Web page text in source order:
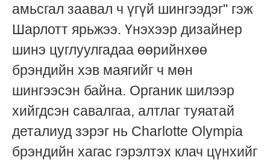
амьсгал заавал ч үгүй шингээдэг" гэж
Шарлотт ярьжээ. Үнэхээр дизайнер
шинэ цуглуулгадаа өөрийнхөө
брэндийн хэв маягийг ч мөн
шингээсэн байна. Органик шилээр
хийгдсэн савалгаа, алтлаг туяатай
деталиуд зэрэг нь Charlotte Olympia
брэндийн хагас гэрэлтэх клач цүнхийг